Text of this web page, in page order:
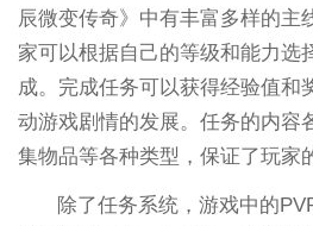
辰微变传奇》中有丰富多样的主
家可以根据自己的等级和能力选
成。完成任务可以获得经验值和
动游戏剧情的发展。任务的内容
集物品等各种类型，保证了玩家
除了任务系统，游戏中的